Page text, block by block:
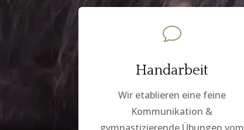
v
Handarbeit
Wir etablieren eine feine
Kommunikation &